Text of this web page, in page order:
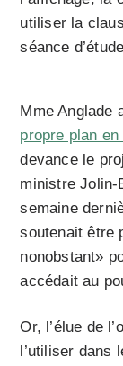
utiliser la
séance
Mme Anglade
propre plan
devance le
ministre Jolin-
semaine
soutenait être
nonobstant»
accédait au
Or, l’élue de
l’utiliser dans